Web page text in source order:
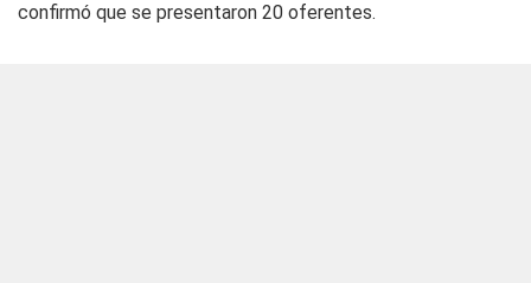
confirmó que se presentaron 20 oferentes.